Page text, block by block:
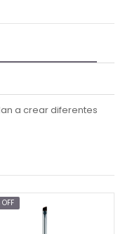
a crear diferentes